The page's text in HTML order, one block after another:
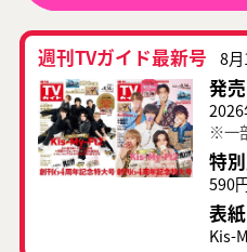
週刊TVガイド最新号 8
発
2026
※一
特
590
表紙
Kis-